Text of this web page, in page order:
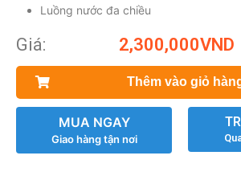
Luồng nước đa chiều
Giá: 2,300,000VND
Thêm vào giỏ
MUA NGAY
Giao hàng tận nơi